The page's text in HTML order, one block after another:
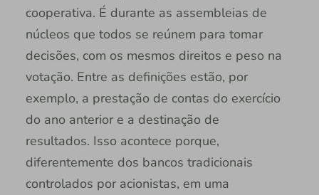
cooperativa. É durante as assembleias de
núcleos que todos se reúnem para tomar
decisões, com os mesmos direitos e peso na
votação. Entre as definições estão, por
exemplo, a prestação de contas do exercício
do ano anterior e a destinação de
resultados. Isso acontece porque,
diferentemente dos bancos tradicionais
controlados por acionistas, em uma